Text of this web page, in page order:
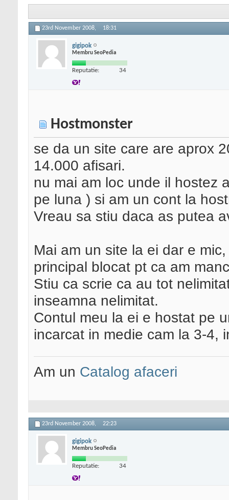
23rd November 2008, 18:31
gigipok
Membru SeoPedia
Reputatie: 34
Hostmonster
se da un site care are aprox
14.000 afisari.
nu mai am loc unde il hostez
pe luna ) si am un cont la
Vreau sa stiu daca as putea
Mai am un site la ei dar e
principal blocat pt ca am
Stiu ca scrie ca au tot
inseamna nelimitat.
Contul meu la ei e hostat pe
incarcat in medie cam la 3-4,
Am un Catalog afaceri
23rd November 2008, 22:23
gigipok
Membru SeoPedia
Reputatie: 34